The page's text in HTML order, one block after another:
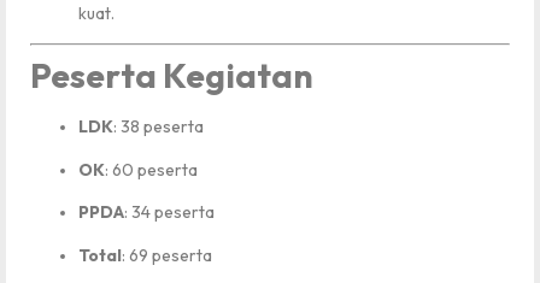
kuat.
Peserta Kegiatan
LDK: 38 peserta
OK: 60 peserta
PPDA: 34 peserta
Total: 69 peserta